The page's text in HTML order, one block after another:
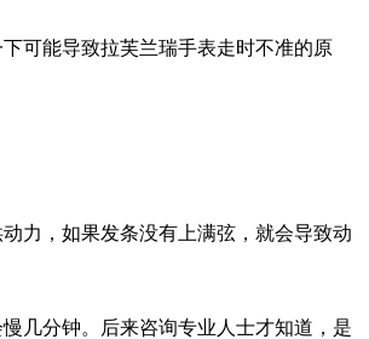
可能导致拉芙兰瑞手表走时不准的原
力，如果发条没有上满弦，就会导致动
几分钟。后来咨询专业人士才知道，是